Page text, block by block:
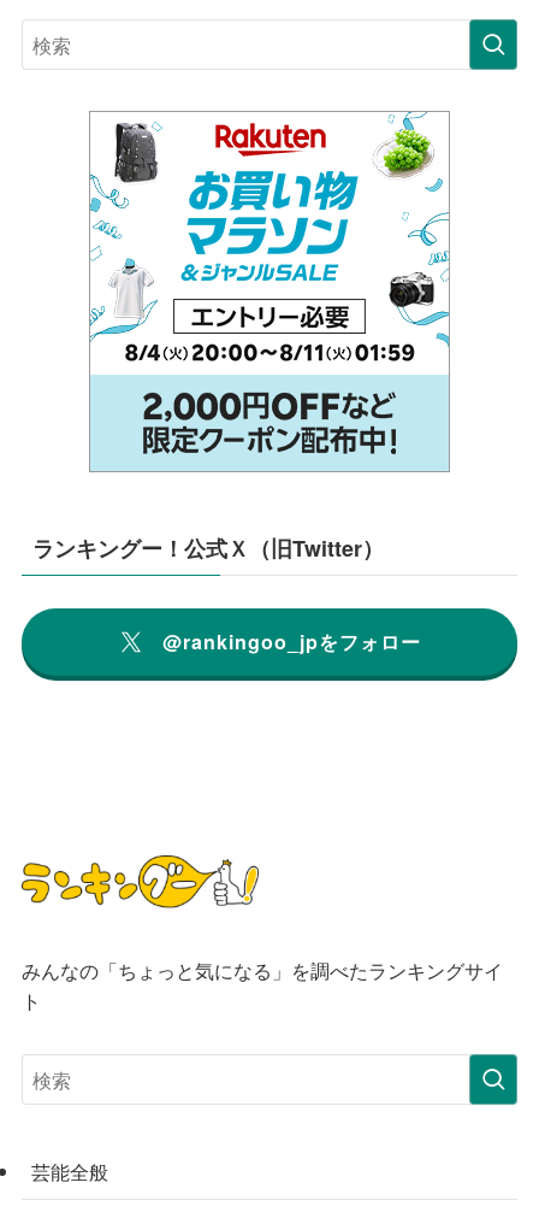
ランキングー！公式Ｘ（旧Twitter）
@rankingoo_jpをフォロー
みんなの「ちょっと気になる」を調べたランキングサイ
ト
芸能全般